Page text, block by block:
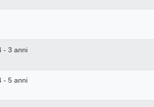
- 3 anni
- 5 anni